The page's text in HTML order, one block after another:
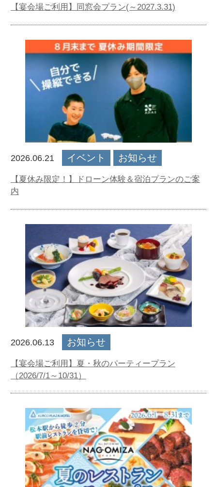
【宴会場ご利用】同窓会プラン(～2027.3.31)
2026.06.21 イベント お知らせ
【夏休み限定！】ドローン体験＆宿泊プランのご案
内
2026.06.13 お知らせ
【宴会場ご利用】夏・秋のパーティープラン
（2026/7/1～10/31）